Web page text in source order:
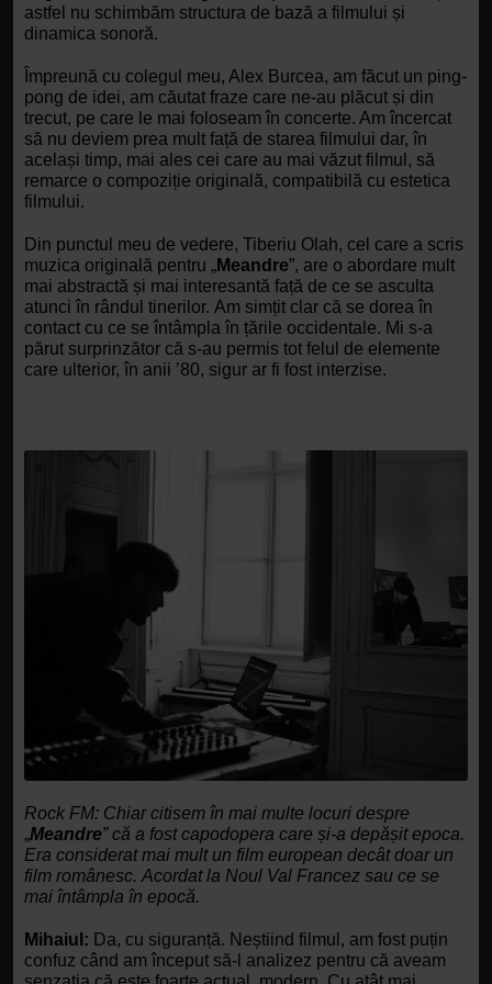
astfel nu schimbăm structura de bază a filmului și
dinamica sonoră.
Împreună cu colegul meu, Alex Burcea, am făcut un ping-
pong de idei, am căutat fraze care ne-au plăcut și din
trecut, pe care le mai foloseam în concerte. Am încercat
să nu deviem prea mult față de starea filmului dar, în
același timp, mai ales cei care au mai văzut filmul, să
remarce o compoziție originală, compatibilă cu estetica
filmului.
Din punctul meu de vedere, Tiberiu Olah, cel care a scris
muzica originală pentru „Meandre”, are o abordare mult
mai abstractă și mai interesantă față de ce se asculta
atunci în rândul tinerilor. Am simțit clar că se dorea în
contact cu ce se întâmpla în țările occidentale. Mi s-a
părut surprinzător că s-au permis tot felul de elemente
care ulterior, în anii ’80, sigur ar fi fost interzise.
Rock FM:
„Meandre” că a fost capodopera care și-a depășit epoca.
Era considerat mai mult un film european decât doar un
film românesc. Acordat la Noul Val Francez sau ce se
mai întâmpla în epocă.
Mihaiul: Da, cu siguranță. Neștiind filmul, am fost puțin
confuz când am început să-l analizez pentru că aveam